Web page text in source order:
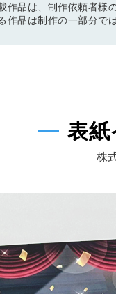
作品は、制作依頼者様
作品は制作の一部分で
表紙
株